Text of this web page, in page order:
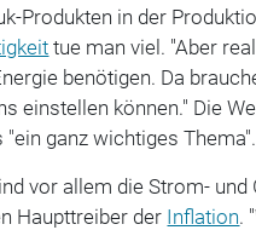
Produkten in der
tue man viel. "Aber
benötigen. Da
einstellen können." Die
"ein ganz wichtiges Thema".
vor allem die Strom-
Haupttreiber der Inflation.